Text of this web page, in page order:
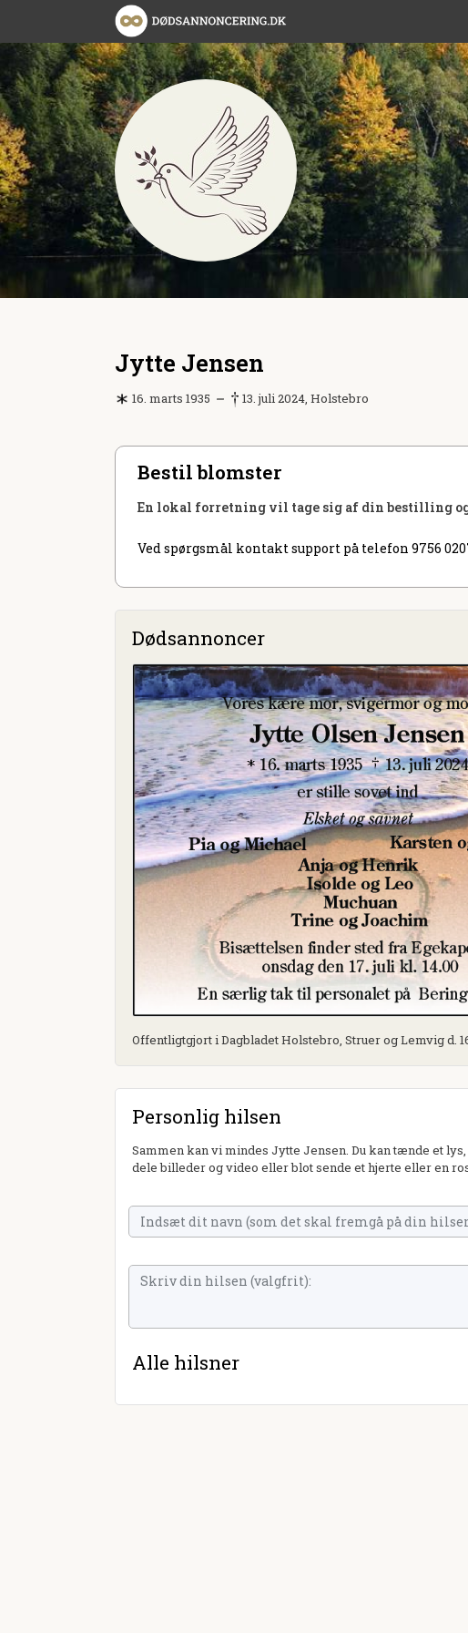
Jytte Jensen
16. marts 1935 13. juli 2024, Holstebro
Bestil blomster
En lokal forretning vil tage sig af din bestilling
Ved spørgsmål kontakt support på telefon 9756
Dødsannoncer
Offentligtgjort i Dagbladet Holstebro, Struer og Lemvig d.
Personlig hilsen
Sammen kan vi mindes Jytte Jensen. Du kan tænde et
dele billeder og video eller blot sende et hjerte eller en
Alle hilsner